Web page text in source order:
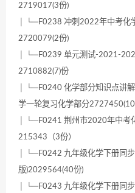
2719017(3份)
│ └─F0238 冲刺2022年中考化
2720079(2份)
│ └─F0239 单元测试-2021-
2710882(7)份
│ └─F0240 化学部分知识点讲
学一轮复习化学部分
│ └─F0241 荆州市2020年中考
215343（3份）
│ └─F0242 九年级化学下册同
版)2029564(40份)
│ └─F0243 九年级化学下册同